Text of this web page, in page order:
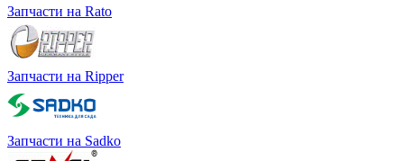
Запчасти на Rato
Запчасти на Ripper
Запчасти на Sadko